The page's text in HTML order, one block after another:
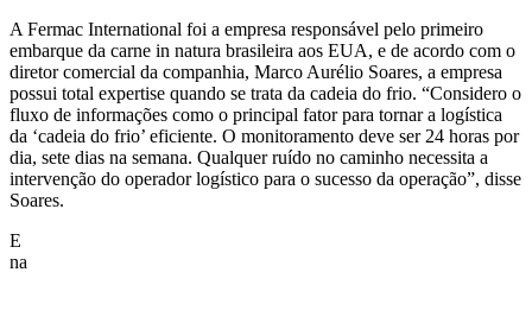
A Fermac International foi a empresa responsável pelo primeiro
embarque da carne in natura brasileira aos EUA, e de acordo com o
diretor comercial da companhia, Marco Aurélio Soares, a empresa
possui total expertise quando se trata da cadeia do frio. “Considero o
fluxo de informações como o principal fator para tornar a logística
da ‘cadeia do frio’ eficiente. O monitoramento deve ser 24 horas por
dia, sete dias na semana. Qualquer ruído no caminho necessita a
intervenção do operador logístico para o sucesso da operação”, disse
Soares.
E
na